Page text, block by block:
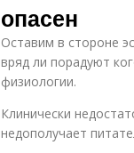
опасен
Оставим в стороне
вряд ли порадуют
физиологии.
Клинически
недополучает